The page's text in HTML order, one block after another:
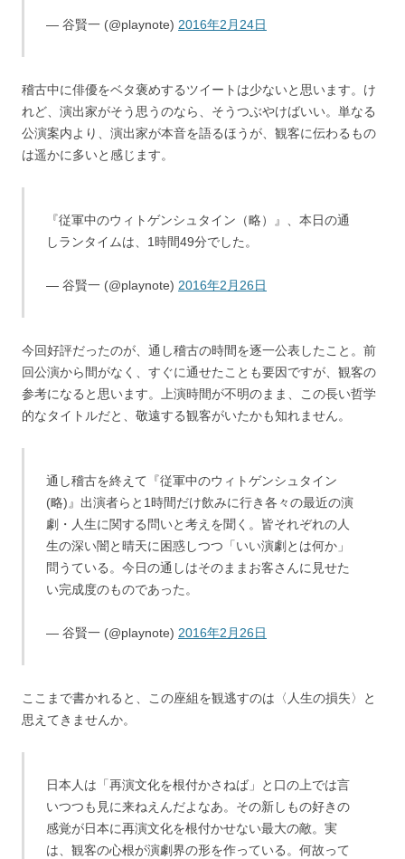
— 谷賢一 (@playnote) 2016年2月24日
稽古中に俳優をベタ褒めするツイートは少ないと思います。け
れど、演出家がそう思うのなら、そうつぶやけばいい。単なる
公演案内より、演出家が本音を語るほうが、観客に伝わるもの
は遥かに多いと感じます。
『従軍中のウィトゲンシュタイン（略）』、本日の通
しランタイムは、1時間49分でした。
— 谷賢一 (@playnote) 2016年2月26日
今回好評だったのが、通し稽古の時間を逐一公表したこと。前
回公演から間がなく、すぐに通せたことも要因ですが、観客の
参考になると思います。上演時間が不明のまま、この長い哲学
的なタイトルだと、敬遠する観客がいたかも知れません。
通し稽古を終えて『従軍中のウィトゲンシュタイン
(略)』出演者らと1時間だけ飲みに行き各々の最近の演
劇・人生に関する問いと考えを聞く。皆それぞれの人
生の深い闇と晴天に困惑しつつ「いい演劇とは何か」
問うている。今日の通しはそのままお客さんに見せた
い完成度のものであった。
— 谷賢一 (@playnote) 2016年2月26日
ここまで書かれると、この座組を観逃すのは〈人生の損失〉と
思えてきませんか。
日本人は「再演文化を根付かさねば」と口の上では言
いつつも見に来ねえんだよなあ。その新しもの好きの
感覚が日本に再演文化を根付かせない最大の敵。実
は、観客の心根が演劇界の形を作っている。何故って